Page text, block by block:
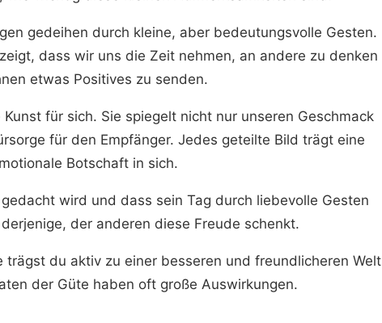
gedeihen durch kleine, aber bedeutungsvolle Gesten.
dass wir uns die Zeit nehmen, an andere zu denken
etwas Positives zu senden.
für sich. Sie spiegelt nicht nur unseren Geschmack
für den Empfänger. Jedes geteilte Bild trägt eine
Botschaft in sich.
wird und dass sein Tag durch liebevolle Gesten
der anderen diese Freude schenkt.
trägst du aktiv zu einer besseren und freundlicheren Welt
der Güte haben oft große Auswirkungen.